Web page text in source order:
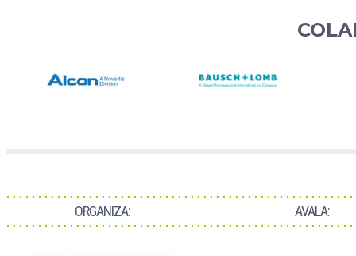
ORGANIZA: AVALA: